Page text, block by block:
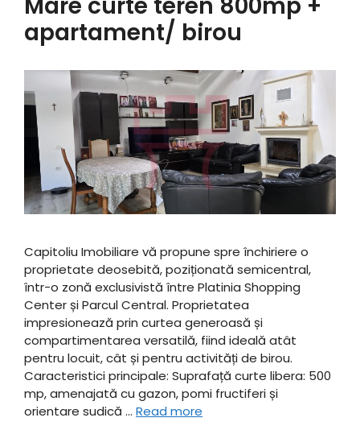
apartament/ birou
Capitoliu Imobiliare vă propune spre închiriere o
proprietate deosebită, poziționată semicentral,
într-o zonă exclusivistă între Platinia Shopping
Center și Parcul Central. Proprietatea
impresionează prin curtea generoasă și
compartimentarea versatilă, fiind ideală atât
pentru locuit, cât și pentru activități de birou. ​
Caracteristici principale: ​Suprafață curte libera: 500
mp, amenajată cu gazon, pomi fructiferi și
orientare sudică … Read more